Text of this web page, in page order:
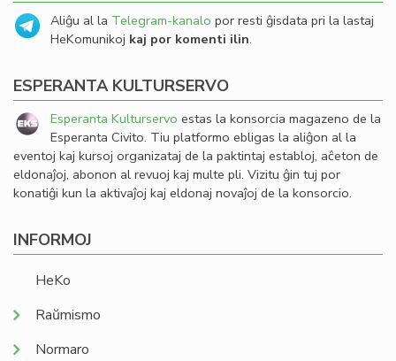
Aliĝu al la Telegram-kanalo por resti ĝisdata pri la lastaj
HeKomunikoj kaj por komenti ilin.
ESPERANTA KULTURSERVO
Esperanta Kulturservo estas la konsorcia magazeno de la
Esperanta Civito. Tiu platformo ebligas la aliĝon al la
eventoj kaj kursoj organizataj de la paktintaj establoj, aĉeton de
eldonaĵoj, abonon al revuoj kaj multe pli. Vizitu ĝin tuj por
konatiĝi kun la aktivaĵoj kaj eldonaj novaĵoj de la konsorcio.
INFORMOJ
HeKo
Raŭmismo
Normaro